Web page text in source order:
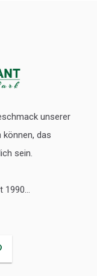
unserer
das
sein.
1990...